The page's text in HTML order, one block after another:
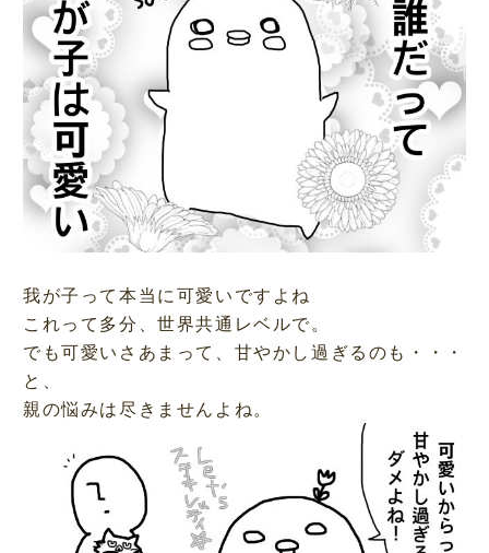
我が子って本当に可愛いですよね
これって多分、世界共通レベルで。
でも可愛いさあまって、甘やかし過ぎるのも・・・
と、
親の悩みは尽きませんよね。